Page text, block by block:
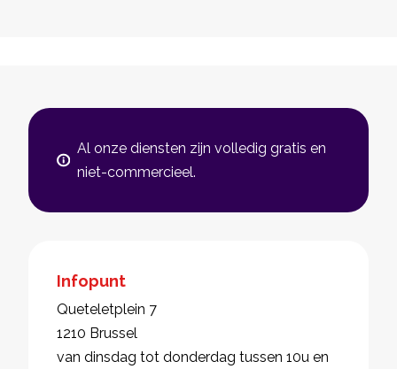
Al onze diensten zijn volledig gratis en
niet-commercieel.
Infopunt
Queteletplein 7
1210 Brussel
van dinsdag tot donderdag tussen 10u en